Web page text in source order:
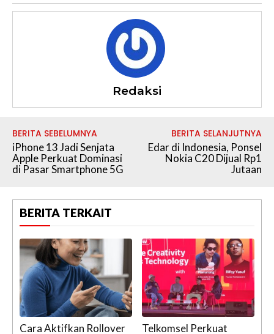
Redaksi
BERITA SEBELUMNYA
iPhone 13 Jadi Senjata
Apple Perkuat Dominasi
di Pasar Smartphone 5G
BERITA SELANJUTNYA
Edar di Indonesia, Ponsel
Nokia C20 Dijual Rp1
Jutaan
BERITA TERKAIT
Cara Aktifkan Rollover
Telkomsel Perkuat